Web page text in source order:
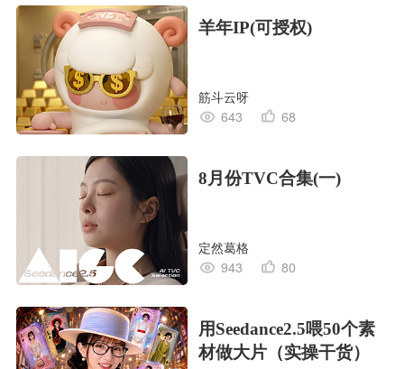
羊年IP(可授权)
筋斗云呀
643
68
8月份TVC合集(一)
定然葛格
943
80
用Seedance2.5喂50个素
材做大片（实操干货）